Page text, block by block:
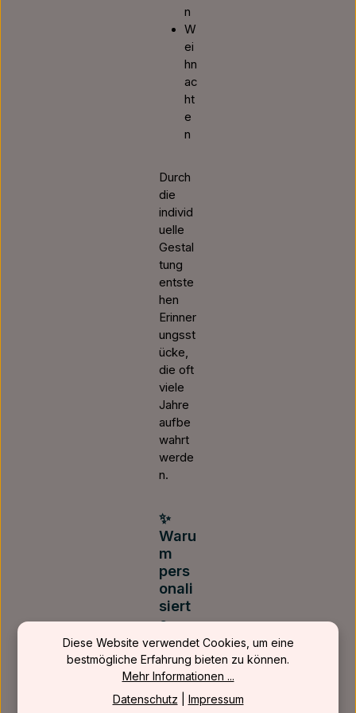
n
W
ei
hn
ac
ht
e
n
Durch
die
individ
uelle
Gestal
tung
entste
hen
Erinner
ungsst
ücke,
die oft
viele
Jahre
aufbe
wahrt
werde
n.
✨
Waru
m
pers
onali
siert
e
Gesc
henk
e für
Paar
Diese Website verwendet Cookies, um eine
bestmögliche Erfahrung bieten zu können.
Mehr Informationen ...
Datenschutz
Impressum